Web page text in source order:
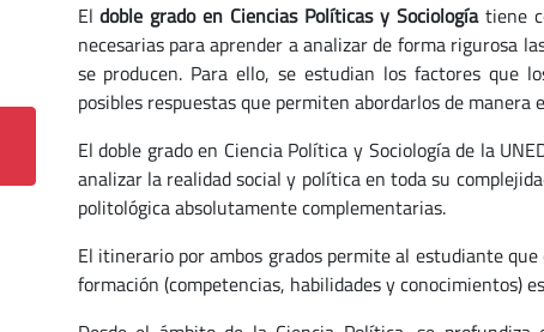
Eldoble grado en Ciencias Políticas y Sociologíatiene
necesarias para aprender a analizar de forma rigurosa
se producen. Para ello, se estudian los factores que
posibles respuestas que permiten abordarlos de manera
El doble grado en Ciencia Política y Sociología de la
analizar la realidad social y política en toda su
politológica absolutamente complementarias.
El itinerario por ambos grados permite al estudiante
formación (competencias, habilidades y conocimientos)